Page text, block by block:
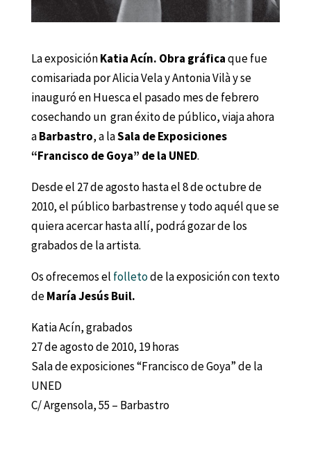
La exposiciónKatia Acín. Obra gráficaque fue
comisariada por Alicia Vela y Antonia Vilà y se
inauguró en Huesca el pasado mes de febrero
cosechando un gran éxito de público, viaja ahora
aBarbastro, a laSala de Exposiciones
“Francisco de Goya” de la UNED.
Desde el 27 de agosto hasta el 8 de octubre de
2010, el público barbastrense y todo aquél que se
quiera acercar hasta allí, podrá gozar de los
grabados de la artista.
Os ofrecemos el folletode la exposición con texto
deMaría Jesús Buil.
Katia Acín, grabados
27 de agosto de 2010, 19 horas
Sala de exposiciones “Francisco de Goya” de la
UNED
C/ Argensola, 55 – Barbastro